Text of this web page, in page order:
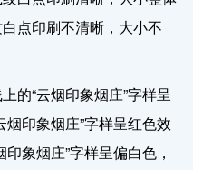
点印刷不清晰，大小不
的“云烟印象烟庄”字样呈
印象烟庄”字样呈红色效
象烟庄”字样呈偏白色，